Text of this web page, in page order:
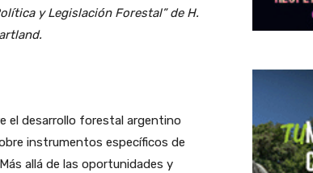
y Legislación Forestal” de H.
el desarrollo forestal argentino
instrumentos específicos de
allá de las oportunidades y